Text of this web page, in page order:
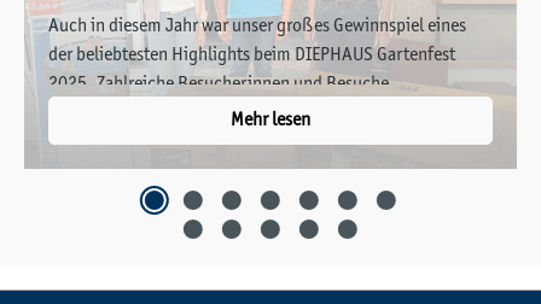
Gewinnspiel 2025 – Herzlichen
Glückwunsch an die Gewinner
Auch in diesem Jahr war unser großes Gewinnspiel eines
der beliebtesten Highlights beim DIEPHAUS Gartenfest
2025. Zahlreiche Besucherinnen und Besuche...
Mehr lesen